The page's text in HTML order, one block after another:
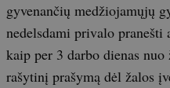
gyvenančių medžiojamųjų
nedelsdami privalo
kaip per 3 darbo dienas
rašytinį prašymą dėl žalos